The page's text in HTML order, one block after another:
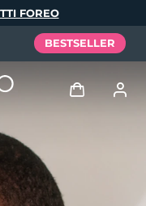
FOREO
BESTSELLER
Profilo utente